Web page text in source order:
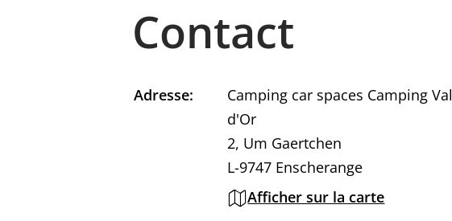
Contact
Adresse:
Camping car spaces Camping Val
d'Or
2, Um Gaertchen
L-9747 Enscherange
Afficher sur la carte